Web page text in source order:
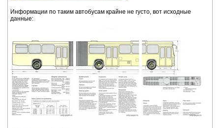
Информации по таким автобусам крайне не густо, вот исходные
данные: